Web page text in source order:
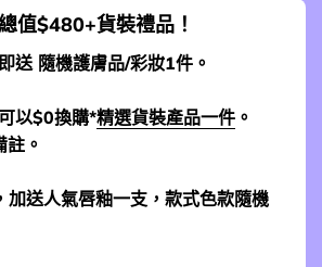
值$480+貨裝禮品！
隨機護膚品/彩妝1件。
以$0換購*精選貨裝產品一件 。
。
送人氣唇釉一支，款式色款隨機